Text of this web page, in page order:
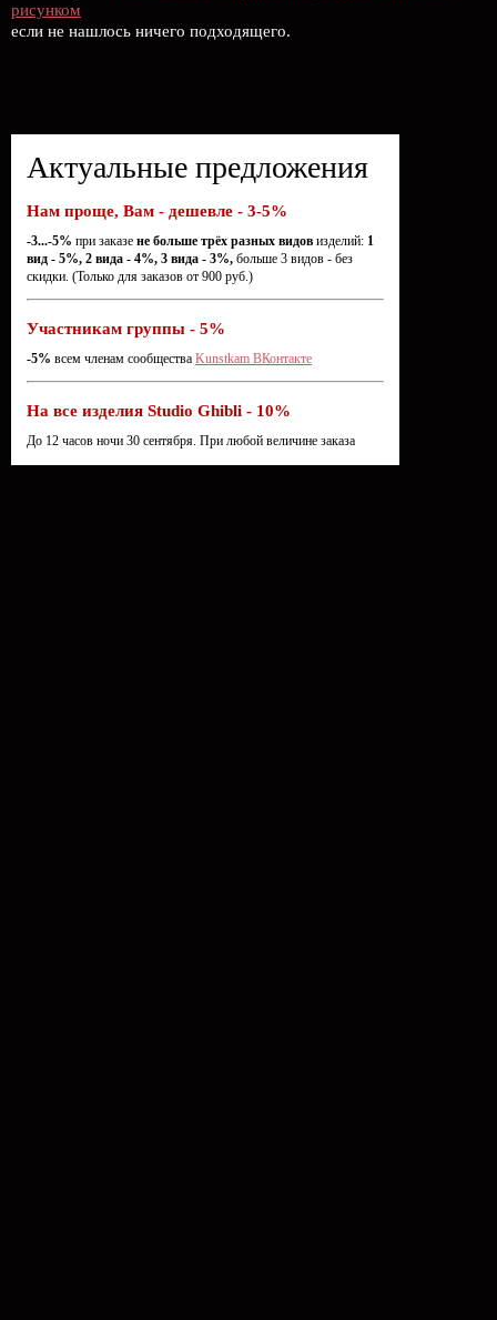
рисунком
если не нашлось ничего подходящего.
Актуальные предложения
Нам проще, Вам - дешевле - 3-5%
-3...-5% при заказе не больше трёх разных видов изделий: 1
вид - 5%, 2 вида - 4%, 3 вида - 3%, больше 3 видов - без
скидки. (Только для заказов от 900 руб.)
Участникам группы - 5%
-5% всем членам сообщества Kunstkam ВКонтакте
На все изделия Studio Ghibli - 10%
До 12 часов ночи 30 сентября. При любой величине заказа